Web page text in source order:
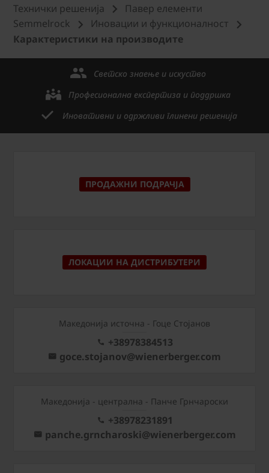
Технички решениjа
Павер елементи
Semmelrock
Иновации и функционалност
Карактеристики на производите
Светско знаење и искуство
Професионална експертиза и поддршка
Иновативни и одржливи глинени решенија
ПРОДАЖНИ ПОДРАЧЈА
ЛОКАЦИИ НА ДИСТРИБУТЕРИ
Македонија источна - Гоце Стојанов
+38978384513
goce.stojanov@wienerberger.com
Mакедонија - централна - Панче Грнчароски
+38978231891
panche.grncharoski@wienerberger.com